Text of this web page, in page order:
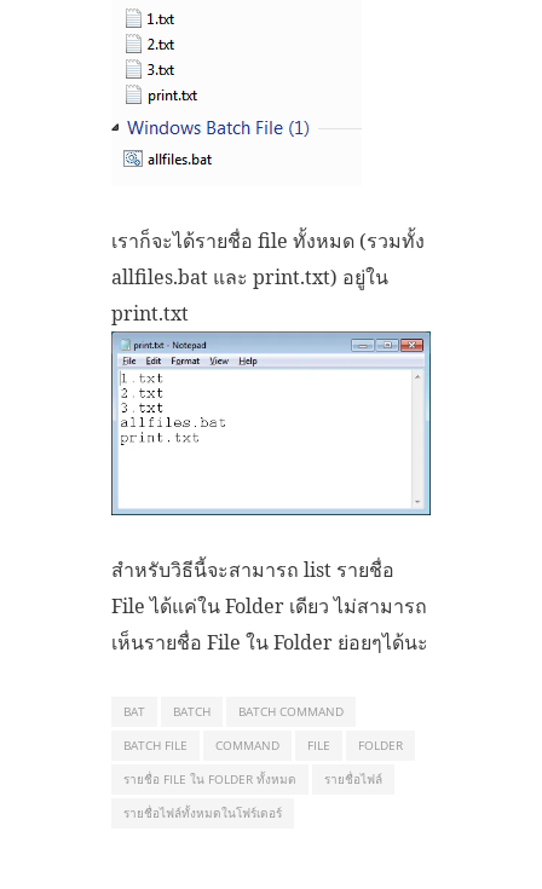
เราก็จะได้รายชื่อ file ทั้งหมด (รวมทั้ง
allfiles.bat และ print.txt) อยู่ใน
print.txt
สำหรับวิธีนี้จะสามารถ list รายชื่อ
File ได้แค่ใน Folder เดียว ไม่สามารถ
เห็นรายชื่อ File ใน Folder ย่อยๆได้นะ
BAT BATCH
BATCH COMMAND
BATCH FILE
COMMAND FILE
FOLDER
รายชื่อ FILE ใน FOLDER ทั้งหมด
รายชื่อไฟล์
รายชื่อไฟล์ทั้งหมดในโฟร์เดอร์